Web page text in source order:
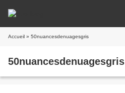
Accueil » 50nuancesdenuagesgris
50nuancesdenuagesgris